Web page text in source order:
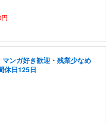
ンガ好き歓迎・残業少なめ
休日125日